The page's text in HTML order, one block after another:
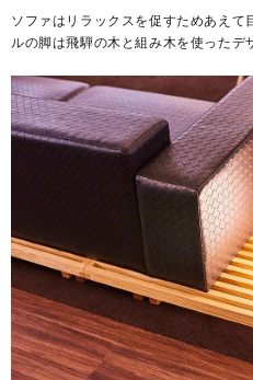
ソファはリラックスを促すためあえ
ルの脚は飛騨の木と組み木を使ったデ